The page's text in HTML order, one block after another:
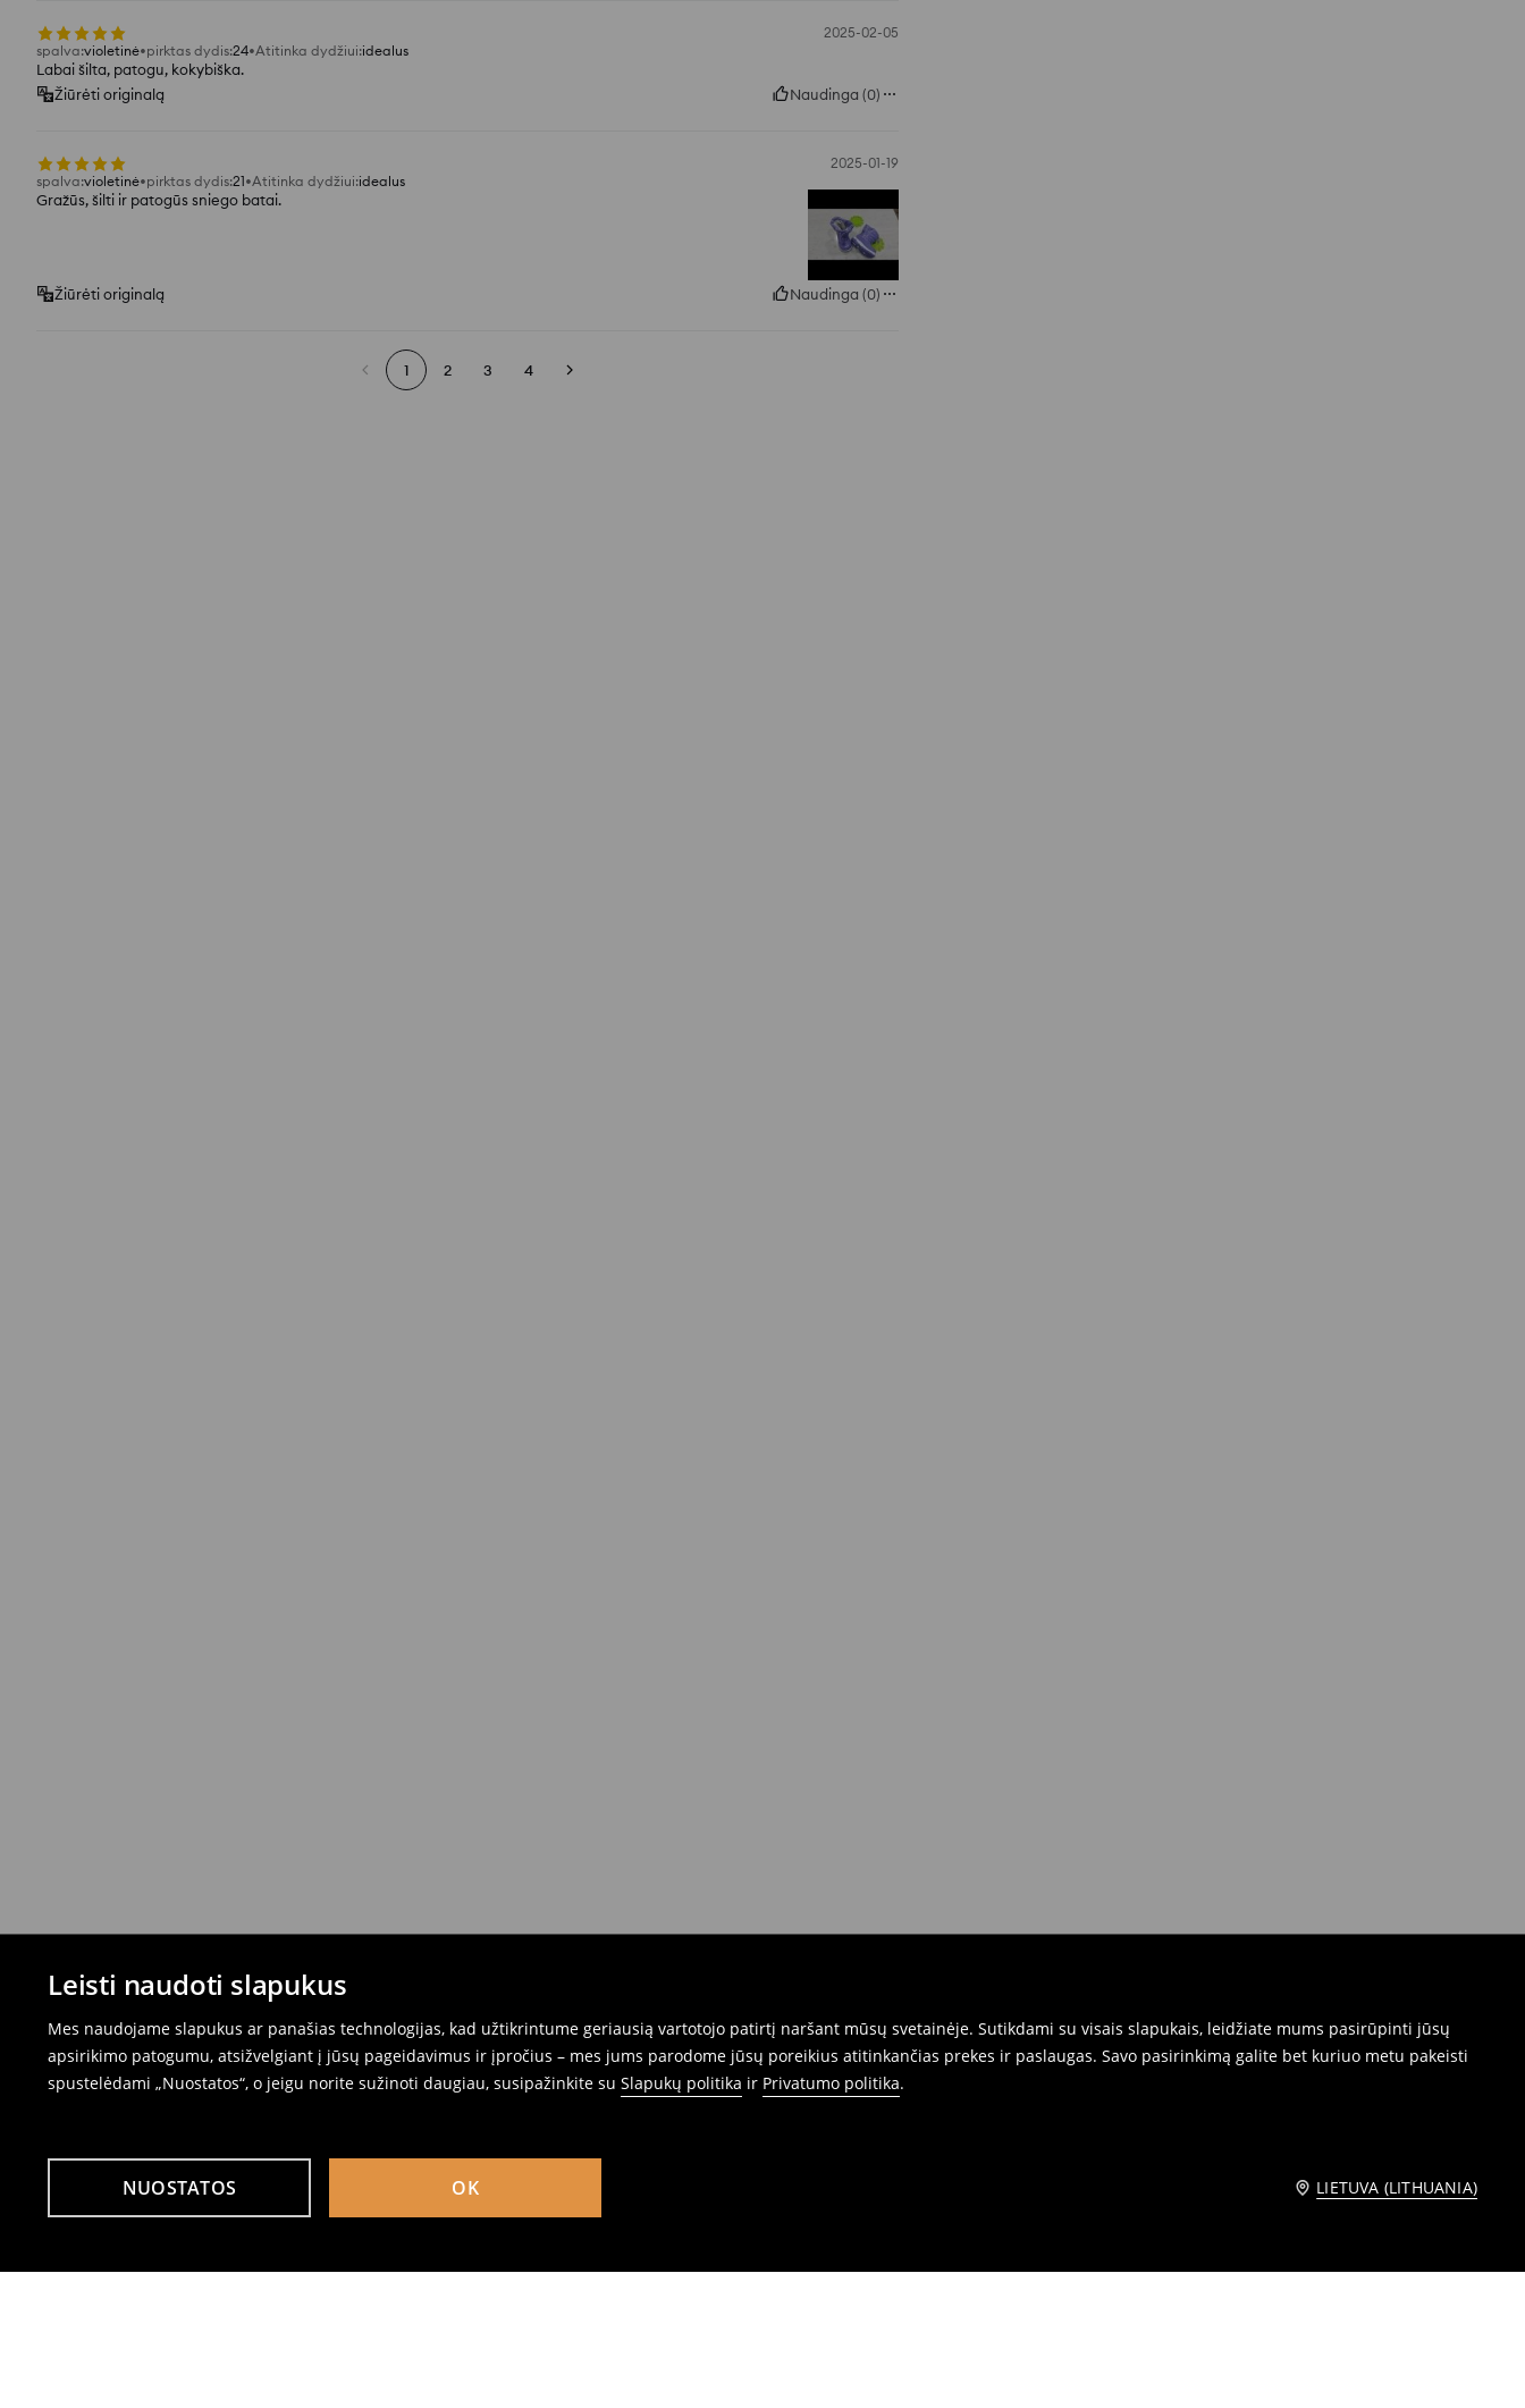
Leisti naudoti slapukus
Mes naudojame slapukus ar panašias technologijas, kad užtikrintume geriausią vartotojo patirtį naršant mūsų svetainėje. Sutikdami su visais slapukais, leidžiate mums pasirūpinti jūsų
apsirikimo patogumu, atsižvelgiant į jūsų pageidavimus ir įpročius – mes jums parodome jūsų poreikius atitinkančias prekes ir paslaugas. Savo pasirinkimą galite bet kuriuo metu pakeisti
spustelėdami „Nuostatos“, o jeigu norite sužinoti daugiau, susipažinkite su Slapukų politika ir Privatumo politika.
NUOSTATOS OK LIETUVA (LITHUANIA)
2025-02-05
spalva:violetinė pirktas dydis:24 Atitinka dydžiui:idealus
Labai šilta, patogu, kokybiška.
Žiūrėti originalą
Naudinga (0)
2025-01-19
spalva:violetinė pirktas dydis:21 Atitinka dydžiui:idealus
Gražūs, šilti ir patogūs sniego batai.
Žiūrėti originalą Naudinga (0)
1 2 3 4